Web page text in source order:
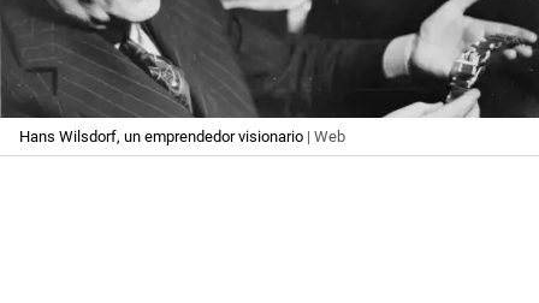
Hans Wilsdorf, un emprendedor visionario | Web